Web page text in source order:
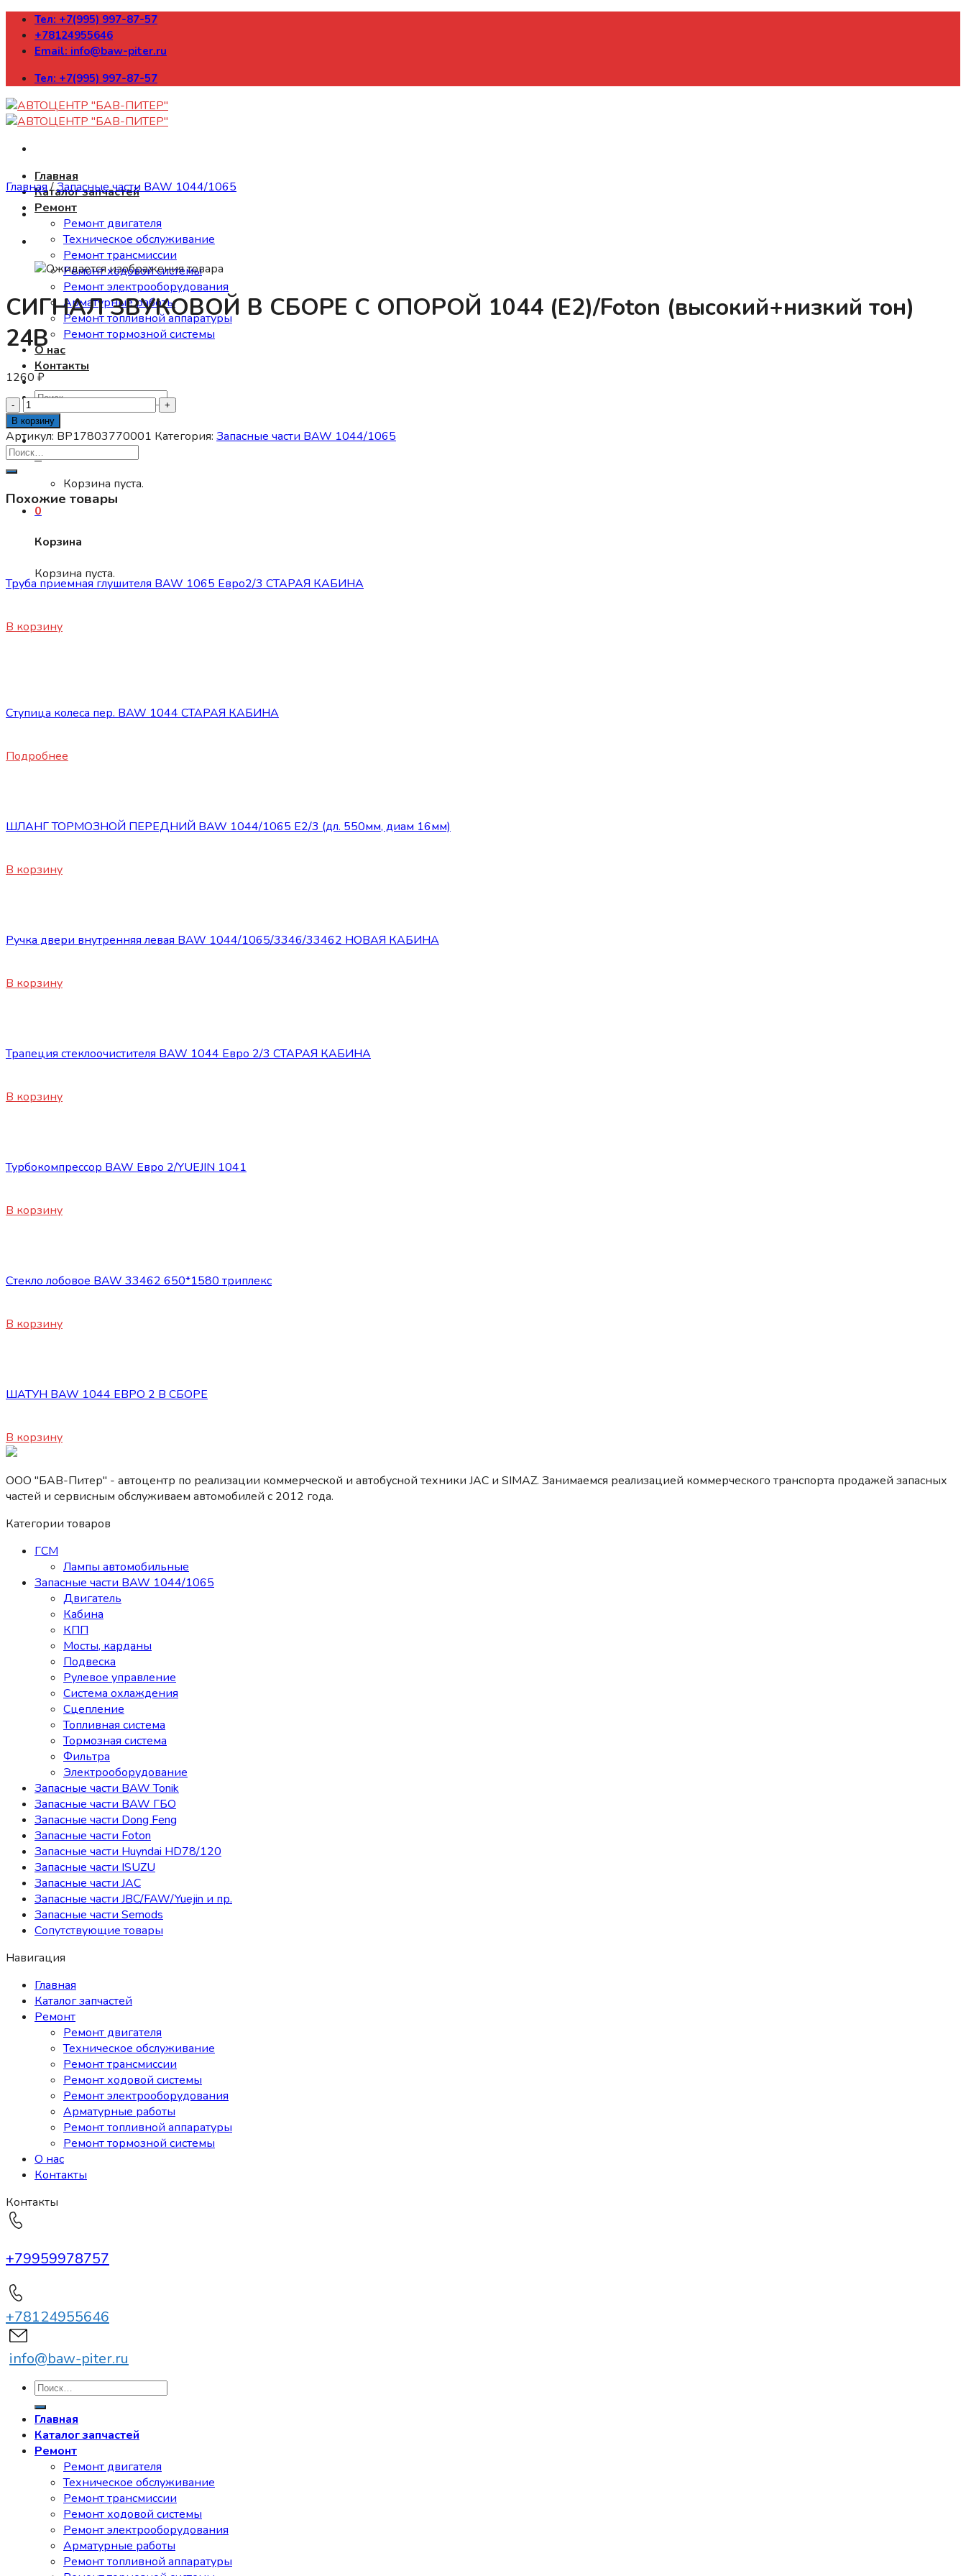
Skip
content
Тел: +7(995) 997-87-57
+78124955646
Email: info@baw-piter.ru
Тел: +7(995) 997-87-57
Главная
Каталог запчастей
Ремонт
Ремонт двигателя
Техническое обслуживание
Ремонт трансмиссии
Ремонт ходовой системы
Ремонт электрооборудования
Арматурные работы
Ремонт топливной аппаратуры
Ремонт тормозной системы
О нас
Контакты
Искать:
0
Корзина пуста.
0
Корзина
Корзина пуста.
Главная/Запасные части BAW 1044/1065
СИГНАЛ ЗВУКОВОЙ В СБОРЕ С ОПОРОЙ 1044 (E2)/Foton (высокий+низкий тон)
24В
1260 ₽
Количество
товара
СИГНАЛ
ЗВУКОВОЙ
СБОРЕ
С
ОПОРОЙ
(E2)/Foton
тон)
24В
В корзину
Артикул: BP17803770001 Категория: Запасные части BAW 1044/1065
Похожие товары
Труба приемная глушителя BAW 1065 Евро2/3 СТАРАЯ КАБИНА
В корзину
Ступица колеса пер. BAW 1044 СТАРАЯ КАБИНА
Подробнее
ШЛАНГ ТОРМОЗНОЙ ПЕРЕДНИЙ BAW 1044/1065 Е2/3 (дл. 550мм, диам 16мм)
В корзину
Ручка двери внутренняя левая BAW 1044/1065/3346/33462 НОВАЯ КАБИНА
В корзину
Трапеция стеклоочистителя BAW 1044 Евро 2/3 СТАРАЯ КАБИНА
В корзину
Турбокомпрессор BAW Евро 2/YUEJIN 1041
В корзину
Стекло лобовое BAW 33462 650*1580 триплекс
В корзину
ШАТУН BAW 1044 ЕВРО 2 В СБОРЕ
В корзину
ООО "БАВ-Питер" - автоцентр по реализации коммерческой и автобусной техники JAC и SIMAZ. Занимаемся реализацией коммерческого транспорта продажей запасных
частей и сервисным обслуживаем автомобилей c 2012 года.
Категории товаров
ГСМ
Лампы автомобильные
Запасные части BAW 1044/1065
Двигатель
Кабина
КПП
Мосты, карданы
Подвеска
Рулевое управление
Система охлаждения
Сцепление
Топливная система
Тормозная система
Фильтра
Электрооборудование
Запасные части BAW Tonik
Запасные части BAW ГБО
Запасные части Dong Feng
Запасные части Foton
Запасные части Huyndai HD78/120
Запасные части ISUZU
Запасные части JAC
Запасные части JBC/FAW/Yuejin и пр.
Запасные части Semods
Сопутствующие товары
Навигация
Главная
Каталог запчастей
Ремонт
Ремонт двигателя
Техническое обслуживание
Ремонт трансмиссии
Ремонт ходовой системы
Ремонт электрооборудования
Арматурные работы
Ремонт топливной аппаратуры
Ремонт тормозной системы
О нас
Контакты
Контакты
+79959978757
+78124955646
info@baw-piter.ru
Искать:
Главная
Каталог запчастей
Ремонт
Ремонт двигателя
Техническое обслуживание
Ремонт трансмиссии
Ремонт ходовой системы
Ремонт электрооборудования
Арматурные работы
Ремонт топливной аппаратуры